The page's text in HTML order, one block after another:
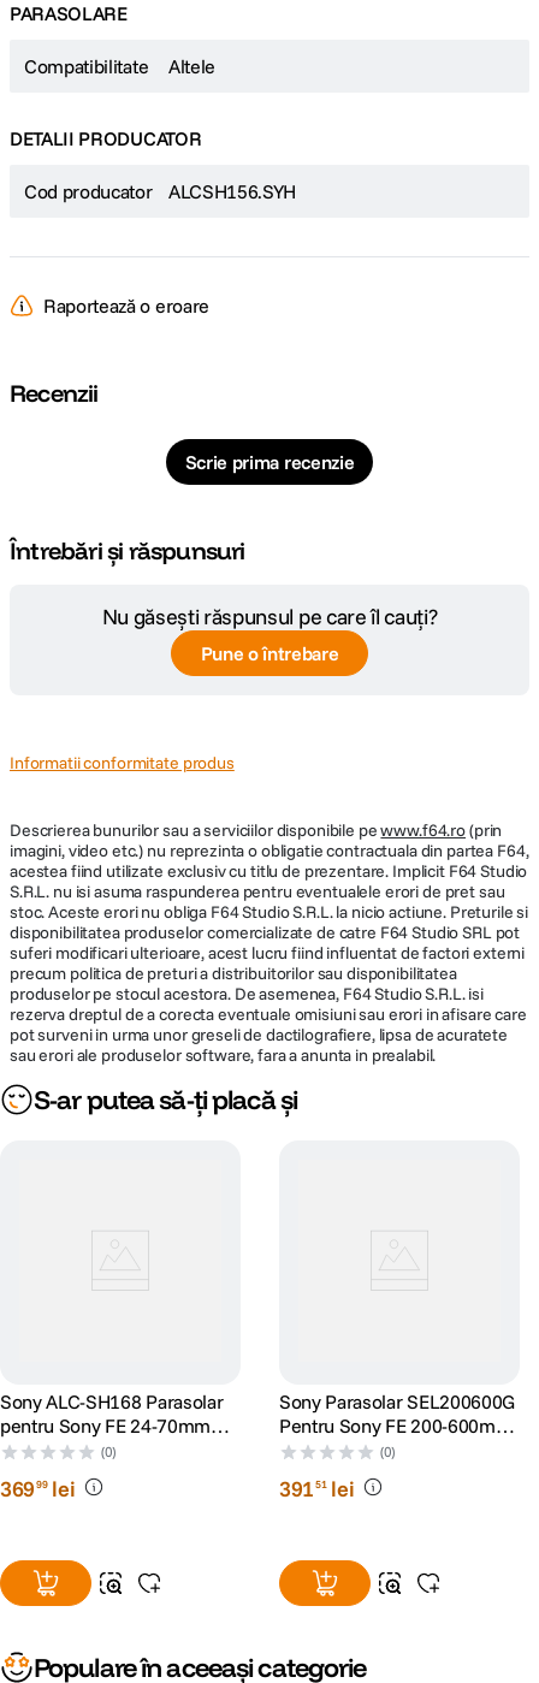
PARASOLARE
Compatibilitate Altele
DETALII PRODUCATOR
Cod producator ALCSH156.SYH
Raportează o eroare
Recenzii
Scrie prima recenzie
Întrebări și răspunsuri
Nu găsești răspunsul pe care îl cauți?
Pune o întrebare
Informatii conformitate produs
Descrierea bunurilor sau a serviciilor disponibile pewww.f64.ro(prin
imagini, video etc.) nu reprezinta o obligatie contractuala din partea F64,
acestea fiind utilizate exclusiv cu titlu de prezentare. Implicit F64 Studio
S.R.L. nu isi asuma raspunderea pentru eventualele erori de pret sau
stoc. Aceste erori nu obliga F64 Studio S.R.L. la nicio actiune. Preturile si
disponibilitatea produselor comercializate de catre F64 Studio SRL pot
suferi modificari ulterioare, acest lucru fiind influentat de factori externi
precum politica de preturi a distribuitorilor sau disponibilitatea
produselor pe stocul acestora. De asemenea, F64 Studio S.R.L. isi
rezerva dreptul de a corecta eventuale omisiuni sau erori in afisare care
pot surveni in urma unor greseli de dactilografiere, lipsa de acuratete
sau erori ale produselor software, fara a anunta in prealabil.
S-ar putea să-ți placă și
Sony ALC-SH168 Parasolar
pentru Sony FE 24-70mm
F2.8 GM II
(0)
36999 lei
Sony Parasolar SEL200600G
Pentru Sony FE 200-600mm
F5.6-6.3 G
(0)
39151 lei
Populare în aceeași categorie